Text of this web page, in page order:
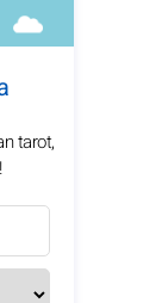
tarot,